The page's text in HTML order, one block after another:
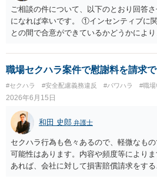
されません。 ５ 裁判をして、和解すれ
判決を得て確定すれば、判決認容額を払
わない場合には、給与や預貯金、不動
難易度によって変わります。また、現在
いますので、依頼する弁護士によっても費
ご相談の件について、以下のとおり回答
になれば幸いです。 ①インセンティブに
との間で合意ができているかどうかによ
は口頭でも成立しますが、裁判等で争点
拠がない限り立証が困難となり、請求が
ます。 ②未払給与に関しては労務を提供
払われていない場合は、契約違反となりま
す。 ③休日・時間外労働については、休
を示す証拠があるかまずは確認する必要
ハラ・セクハラに関しては、具体的な言動
れますので、録音データやLINEでのやり
かと存じます。 ⑤退職勧奨については退
きっぱりと断ればよく、解雇については
雇無効を争うなどの対応が考えられます
職場セクハラ案件で慰謝料を請求
#セクハラ #安全配慮義務違反 #パワハラ #職場
2026年6月15日
和田 史郎 弁護士
セクハラ行為も色々あるので、軽微なも
可能性はあります。内容や頻度等により
あれば、会社に対して損害賠償請求をす